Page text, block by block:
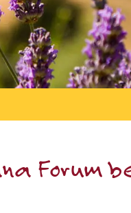
Forum